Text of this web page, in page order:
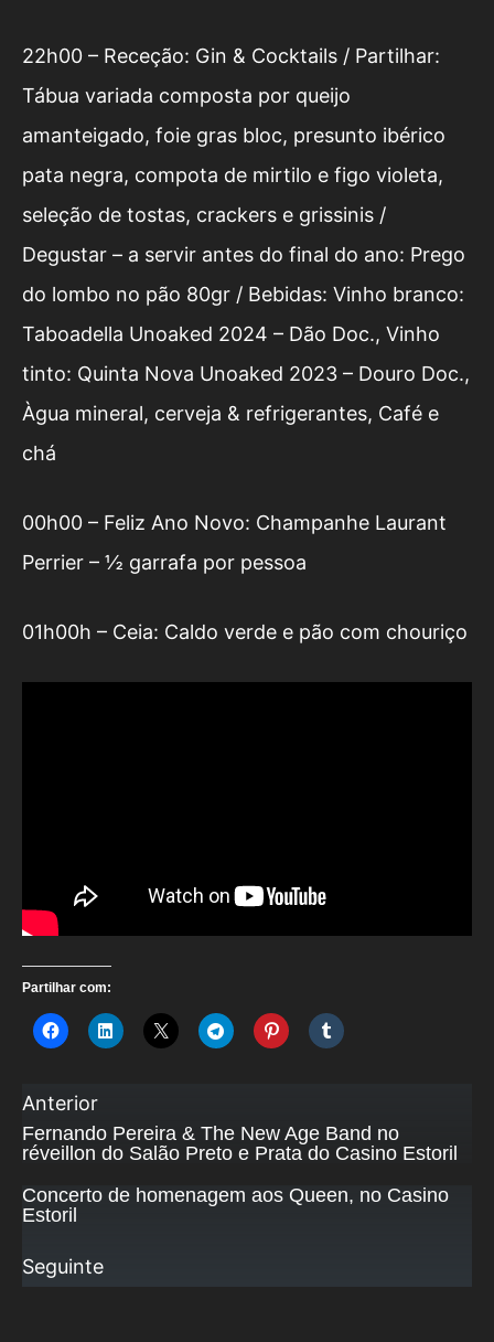
22h00 – Receção: Gin & Cocktails / Partilhar:
Tábua variada composta por queijo
amanteigado, foie gras bloc, presunto ibérico
pata negra, compota de mirtilo e figo violeta,
seleção de tostas, crackers e grissinis /
Degustar – a servir antes do final do ano: Prego
do lombo no pão 80gr / Bebidas: Vinho branco:
Taboadella Unoaked 2024 – Dão Doc., Vinho
tinto: Quinta Nova Unoaked 2023 – Douro Doc.,
Àgua mineral, cerveja & refrigerantes, Café e
chá
00h00 – Feliz Ano Novo: Champanhe Laurant
Perrier – ½ garrafa por pessoa
01h00h – Ceia: Caldo verde e pão com chouriço
Partilhar com:
Anterior
Fernando Pereira & The New Age Band no
réveillon do Salão Preto e Prata do Casino Estoril
Concerto de homenagem aos Queen, no Casino
Estoril
Seguinte